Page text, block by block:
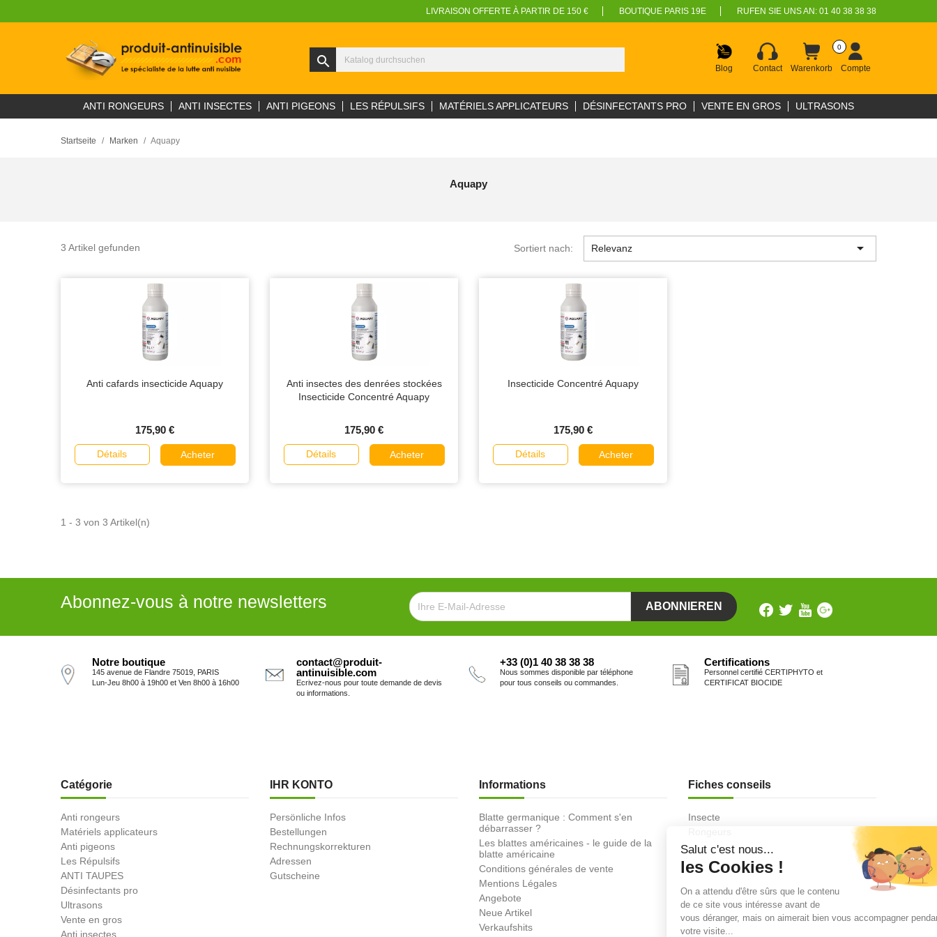
LIVRAISON OFFERTE À PARTIR DE 150 € BOUTIQUE PARIS 19E RUFEN SIE UNS AN: 01 40 38 38 38
search Blog Contact Warenkorb
0
Compte
ANTI RONGEURS ANTI INSECTES ANTI PIGEONS LES RÉPULSIFS MATÉRIELS APPLICATEURS DÉSINFECTANTS PRO VENTE EN GROS ULTRASONS
Startseite Marken Aquapy
Aquapy
3 Artikel gefunden Sortiert nach: Relevanz 
Anti cafards insecticide Aquapy
175,90 €
Détails Acheter
Anti insectes des denrées stockées
Insecticide Concentré Aquapy
175,90 €
Détails Acheter
Insecticide Concentré Aquapy
175,90 €
Détails Acheter
1 - 3 von 3 Artikel(n)
Abonnez-vous à notre newsletters
Notre boutique
145 avenue de Flandre 75019, PARIS
Lun-Jeu 8h00 à 19h00 et Ven 8h00 à 16h00
contact@produit-
antinuisible.com
Ecrivez-nous pour toute demande de devis
ou informations.
+33 (0)1 40 38 38 38
Nous sommes disponible par téléphone
pour tous conseils ou commandes.
Certifications
Personnel certifié CERTIPHYTO et
CERTIFICAT BIOCIDE
Catégorie
Anti rongeurs
Matériels applicateurs
Anti pigeons
Les Répulsifs
ANTI TAUPES
Désinfectants pro
Ultrasons
Vente en gros
Anti insectes
IHR KONTO
Persönliche Infos
Bestellungen
Rechnungskorrekturen
Adressen
Gutscheine
Informations
Blatte germanique : Comment s'en
débarrasser ?
Les blattes américaines - le guide de la
blatte américaine
Conditions générales de vente
Mentions Légales
Angebote
Neue Artikel
Verkaufshits
Fiches conseils
Insecte